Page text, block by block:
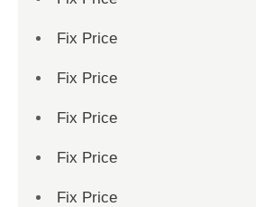
Fix Price
Fix Price
Fix Price
Fix Price
Fix Price